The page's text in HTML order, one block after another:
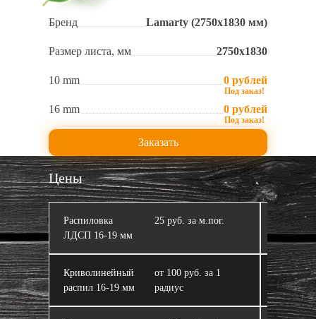
Бренд Lamarty (2750x1830 мм)
Размер листа, мм 2750х1830
10 mm 0 рублей
16 mm 0 рублей
Заказать
Цены
Распиловка
ЛДСП 16‑19 мм
25 руб. за м.пог.
Криволинейный
распил 16‑19 мм
от 100 руб. за 1
радиус
ЛДСП